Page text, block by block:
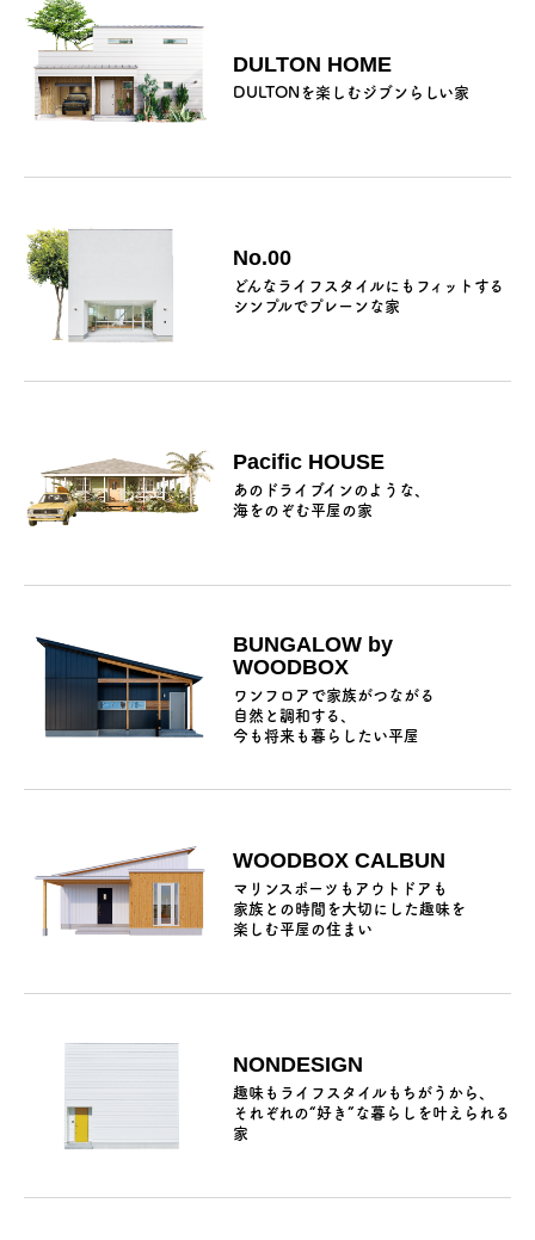
モデルハウス見学・ご予約
資料請求
オンライン無料相談
船橋スタジオ 0120-787-221
さいたまスタジオ 0120-757-221
DULTON HOME
DULTONを楽しむジブンらしい家
No.00
どんなライフスタイルにもフィットする
シンプルでプレーンな家
Pacific HOUSE
あのドライブインのような、
海をのぞむ平屋の家
BUNGALOW by
WOODBOX
ワンフロアで家族がつながる
⾃然と調和する、
今も将来も暮らしたい平屋
WOODBOX CALBUN
マリンスポーツもアウトドアも
家族との時間を大切にした趣味を
楽しむ平屋の住まい
NONDESIGN
趣味もライフスタイルもちがうから、
それぞれの“好き”な暮らしを叶えられる
家